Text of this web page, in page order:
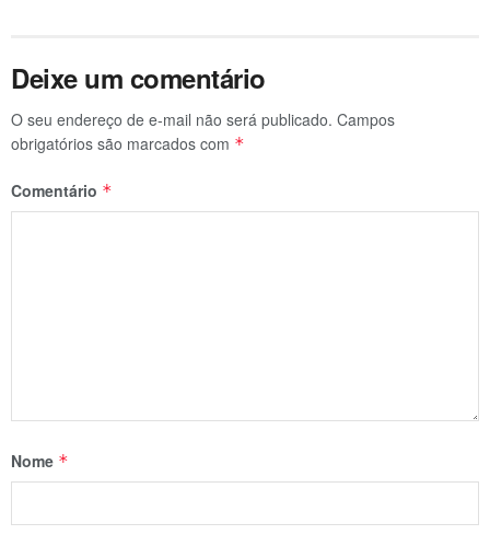
Deixe um comentário
O seu endereço de e-mail não será publicado. Campos
obrigatórios são marcados com *
Comentário *
Nome *